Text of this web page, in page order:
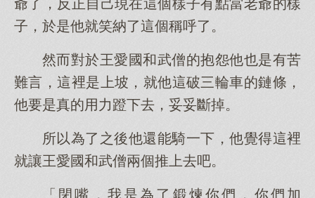
爺了，反正自己現在這個樣子有點當老爺的樣
子，於是他就笑納了這個稱呼了。
然而對於王愛國和武僧的抱怨他也是有苦
難言，這裡是上坡，就他這破三輪車的鏈條，
他要是真的用力蹬下去，妥妥斷掉。
所以為了之後他還能騎一下，他覺得這裡
就讓王愛國和武僧兩個推上去吧。
「閉嘴，我是為了鍛煉你們，你們加